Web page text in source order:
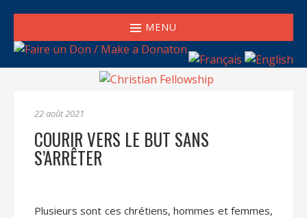
MENU
22 août 2021
COURIR VERS LE BUT SANS
S’ARRÊTER
Plusieurs sont ces chrétiens, hommes et femmes,